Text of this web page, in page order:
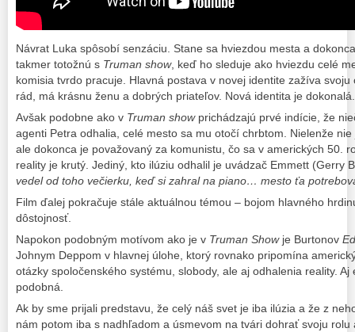
Návrat Luka spôsobí senzáciu. Stane sa hviezdou mesta a
takmer totožnú s Truman show, keď ho sleduje ako hviezdu celé
komisia tvrdo pracuje. Hlavná postava v novej identite zažíva
rád, má krásnu ženu a dobrých priateľov. Nová identita je dokonalá.
Avšak podobne ako v Truman showprichádzajú prvé indície, že
agenti Petra odhalia, celé mesto sa mu otočí chrbtom. Nielenže
ale dokonca je považovaný za komunistu, čo sa v amerických 50.
reality je krutý. Jediný, kto ilúziu odhalil je uvádzač Emmett (Gerry
vedel od toho večierku, keď si zahral na piano… mesto ťa
Film ďalej pokračuje stále aktuálnou témou – bojom hlavného
dôstojnosť.
Napokon podobným motívom ako je v Truman Showje Burtonov
Johnym Deppom v hlavnej úlohe, ktorý rovnako pripomína
otázky spoločenského systému, slobody, ale aj odhalenia reality.
podobná.
Ak by sme prijali predstavu, že celý náš svet je iba ilúzia a že z
nám potom iba s nadhľadom a úsmevom na tvári dohrať svoju rolu